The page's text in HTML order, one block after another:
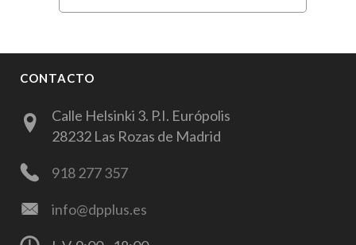
CONTACTO
Calle Helsinki 3. P.I. Európolis
28232 Las Rozas de Madrid
918 277 357
info@dpplus.es